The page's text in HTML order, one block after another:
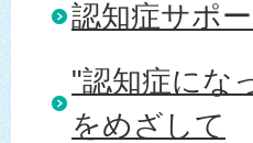
認知症サポ
"認知症にな
をめざして